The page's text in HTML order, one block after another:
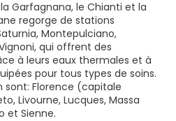
la Garfagnana, le Chianti et la
regorge de stations
Montepulciano,
qui offrent des
à leurs eaux thermales et à
pour tous types de soins.
sont: Florence (capitale
Livourne, Lucques, Massa
et Sienne.